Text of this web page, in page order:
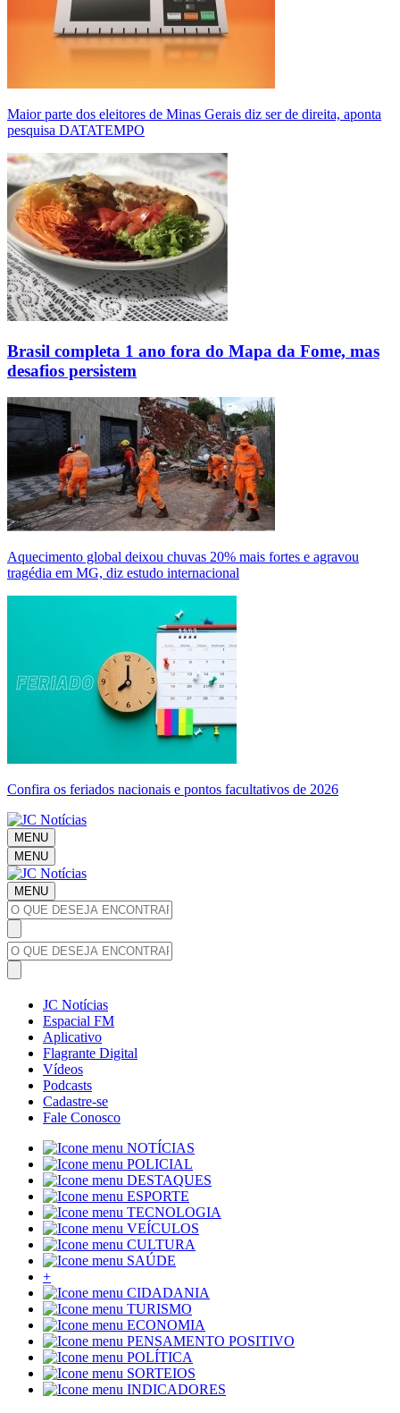
Maior parte dos eleitores de Minas Gerais diz ser de direita, aponta
pesquisa DATATEMPO
Brasil completa 1 ano fora do Mapa da Fome, mas
desafios persistem
Aquecimento global deixou chuvas 20% mais fortes e agravou
tragédia em MG, diz estudo internacional
Confira os feriados nacionais e pontos facultativos de 2026
MENU
MENU
MENU
JC Notícias
Espacial FM
Aplicativo
Flagrante Digital
Vídeos
Podcasts
Cadastre-se
Fale Conosco
NOTÍCIAS
POLICIAL
DESTAQUES
ESPORTE
TECNOLOGIA
VEÍCULOS
CULTURA
SAÚDE
+
CIDADANIA
TURISMO
ECONOMIA
PENSAMENTO POSITIVO
POLÍTICA
SORTEIOS
INDICADORES